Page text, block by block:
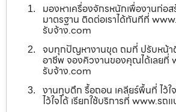
มองหาเครื่องจักรหนักเพื่องานก่อส
มาตรฐาน ติดต่อเราได้ทันทีที่
รับจ้าง.com
จบทุกปัญหางานขุด ถมที่ ปรับหน้
อาชีพ จองคิวงานของคุณได้เลยที่
รับจ้าง.com
งานทุบตึก รื้อถอน เคลียร์พื้นที่ ไว้ใ
ไว้ใจได้ เรียกใช้บริการที่ www.รถ